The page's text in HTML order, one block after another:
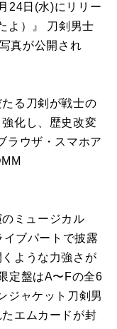
24日(水)にリリー
よ）』 刀剣男士
真が公開され
る刀剣が戦士の
化し、歴史改変
ラウザ・スマホア
ミュージカル
イブパートで披露
ような力強さが
定盤はA〜Fの全6
ジャケット刀剣男
エムカードが封